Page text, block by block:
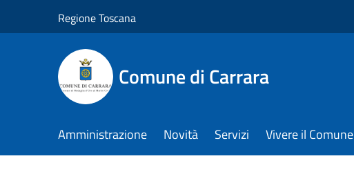
Regione Toscana
Comune di Carrara
Amministrazione Novità Servizi Vivere il Comune